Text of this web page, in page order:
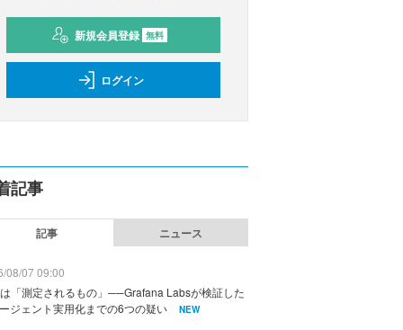
新規会員登録 無料
ログイン
記事
記事 ニュース
08/07 09:00
「測定されるもの」──Grafana Labsが検証した
ジェント実用化までの6つの疑い
NEW